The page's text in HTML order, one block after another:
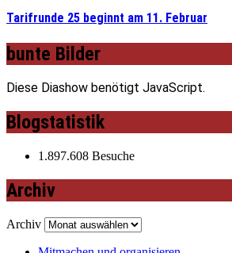
Tarifrunde 25 beginnt am 11. Februar
bunte Bilder
Diese Diashow benötigt JavaScript.
Blogstatistik
1.897.608 Besuche
Archiv
Archiv